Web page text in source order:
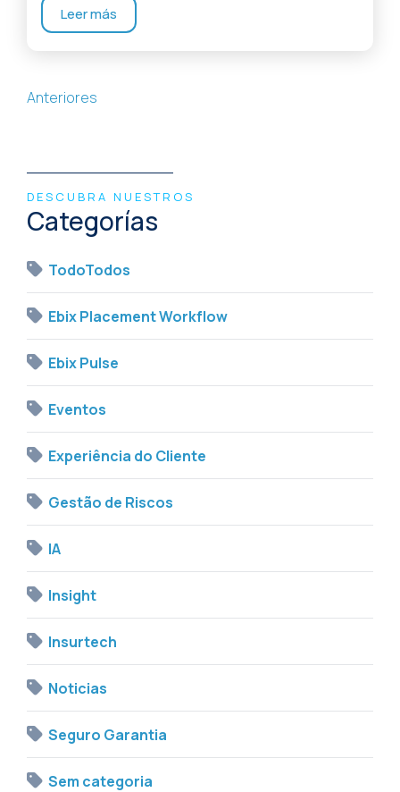
Leer más
Posts navigation
Anteriores
DESCUBRA NUESTROS
Categorías
TodoTodos
Ebix Placement Workflow
Ebix Pulse
Eventos
Experiência do Cliente
Gestão de Riscos
IA
Insight
Insurtech
Noticias
Seguro Garantia
Sem categoria